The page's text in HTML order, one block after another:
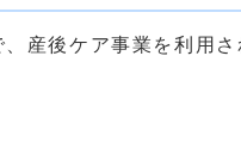
産後ケア事業を利用さ